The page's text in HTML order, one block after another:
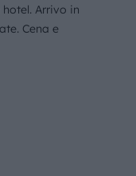
Arrivo in
Cena e